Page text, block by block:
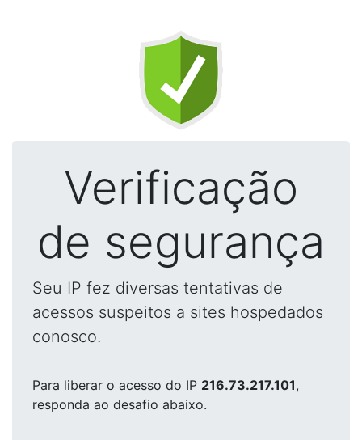
Verificação
de segurança
Seu IP fez diversas tentativas de
acessos suspeitos a sites hospedados
conosco.
Para liberar o acesso do IP 216.73.217.101,
responda ao desafio abaixo.